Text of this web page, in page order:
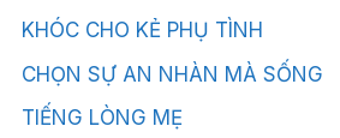
KHÓC CHO KẺ PHỤ TÌNH
CHỌN SỰ AN NHÀN MÀ SỐNG
TIẾNG LÒNG MẸ